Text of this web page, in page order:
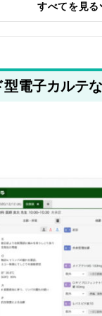
すべてを見る
電子カルテ